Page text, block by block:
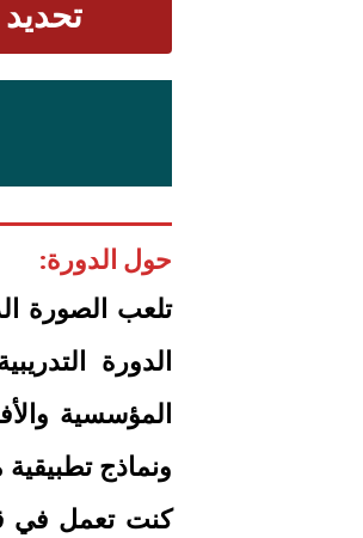
حول الدورة:
تلعب الصورة
الدورة
المؤسسية
ونماذج
كنت تعمل في